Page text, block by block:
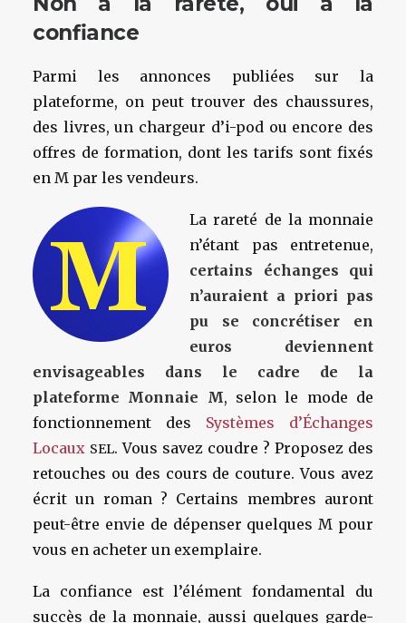
confiance
Parmi les annonces publiées sur la
plateforme, on peut trouver des chaussures,
des livres, un chargeur d’i-pod ou encore des
offres de formation, dont les tarifs sont fixés
en M par les vendeurs.
La rareté de la monnaie
n’étant pas entretenue,
certains échanges qui
n’auraient a priori pas
pu se concrétiser en
euros deviennent
envisageables dans le cadre de la
plateforme Monnaie M, selon le mode de
fonctionnement des Systèmes d’Échanges
Locaux SEL. Vous savez coudre ? Proposez des
retouches ou des cours de couture. Vous avez
écrit un roman ? Certains membres auront
peut-être envie de dépenser quelques M pour
vous en acheter un exemplaire.
La confiance est l’élément fondamental du
succès de la monnaie, aussi quelques garde-